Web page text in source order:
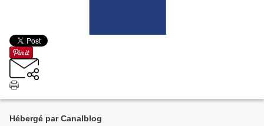
Hébergé par Canalblog